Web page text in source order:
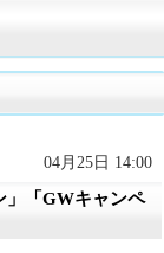
04月25日 14:00
」「GWキャンペ